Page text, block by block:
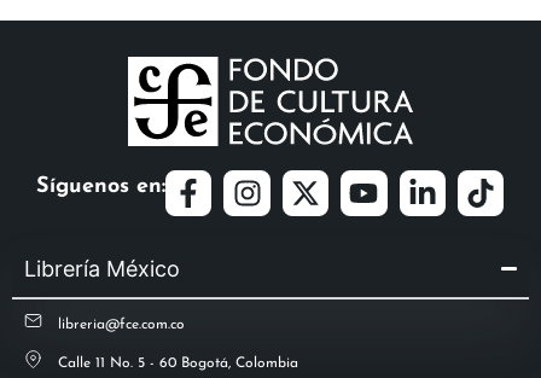
Síguenos en:
Librería México
libreria@fce.com.co
Calle 11 No. 5 - 60 Bogotá, Colombia